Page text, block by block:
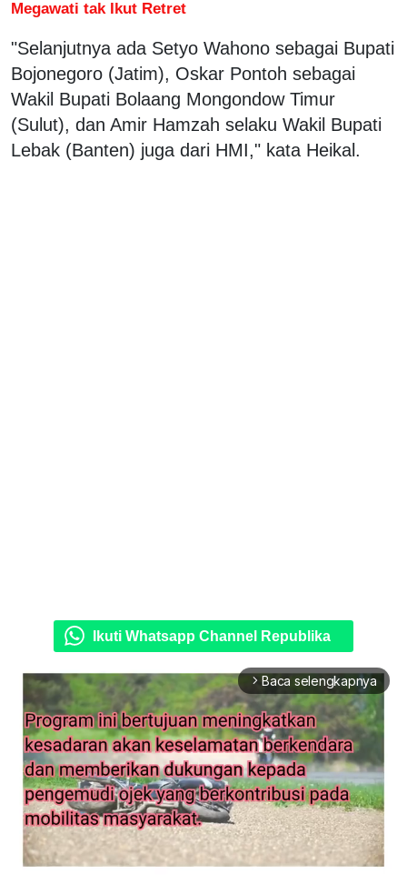
Megawati tak Ikut Retret
"Selanjutnya ada Setyo Wahono sebagai Bupati
Bojonegoro (Jatim), Oskar Pontoh sebagai
Wakil Bupati Bolaang Mongondow Timur
(Sulut), dan Amir Hamzah selaku Wakil Bupati
Lebak (Banten) juga dari HMI," kata Heikal.
Ikuti Whatsapp Channel Republika
arrow_forward_ios Baca selengkapnya